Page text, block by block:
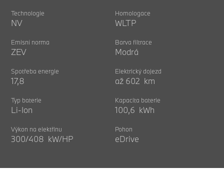
Technologie
NV
Homologace
WLTP
Emisní norma
ZEV
Barva filtrace
Modrá
Spotřeba energie
17,8
Elektrický dojezd
až 602 km
Typ baterie
Li-Ion
Kapacita baterie
100,6 kWh
Výkon na elektřinu
300/408 kW/HP
Pohon
eDrive